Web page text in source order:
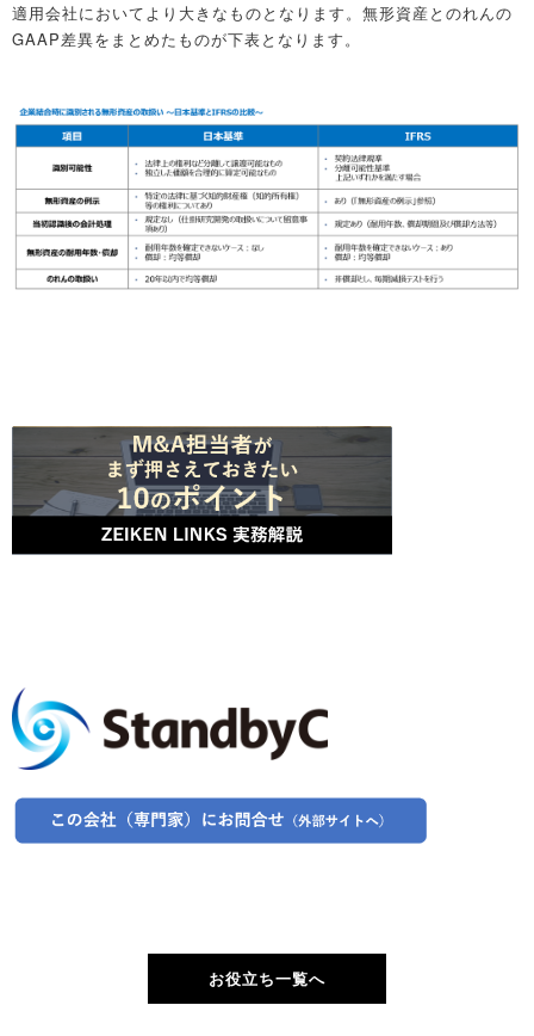
適用会社においてより大きなものとなります。無形資産とのれんの
GAAP差異をまとめたものが下表となります。
お役立ち一覧へ